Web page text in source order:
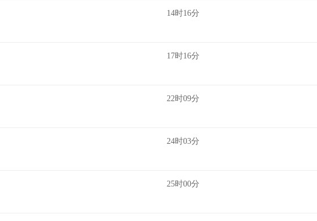
14时16分
17时16分
22时09分
24时03分
25时00分